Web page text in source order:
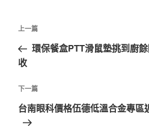
文
導
覽
上
一
篇
章
上一篇
環保餐盒PTT滑鼠墊挑到廚
收
下
一
篇
下一篇
台南眼科價格伍德低溫合金專區